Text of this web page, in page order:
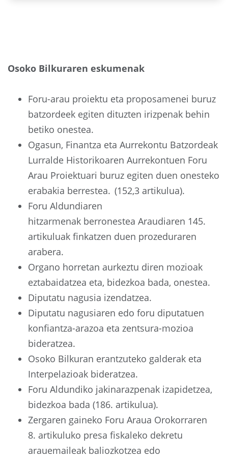
Osoko Bilkuraren eskumenak
Foru-arau proiektu eta proposamenei buruz
batzordeek egiten dituzten irizpenak behin
betiko onestea.
Ogasun, Finantza eta Aurrekontu Batzordeak
Lurralde Historikoaren Aurrekontuen Foru
Arau Proiektuari buruz egiten duen onesteko
erabakia berrestea. (152,3 artikulua).
Foru Aldundiaren
hitzarmenak berronestea Araudiaren 145.
artikuluak finkatzen duen prozeduraren
arabera.
Organo horretan aurkeztu diren mozioak
eztabaidatzea eta, bidezkoa bada, onestea.
Diputatu nagusia izendatzea.
Diputatu nagusiaren edo foru diputatuen
konfiantza-arazoa eta zentsura-mozioa
bideratzea.
Osoko Bilkuran erantzuteko galderak eta
Interpelazioak bideratzea.
Foru Aldundiko jakinarazpenak izapidetzea,
bidezkoa bada (186. artikulua).
Zergaren gaineko Foru Araua Orokorraren
8. artikuluko presa fiskaleko dekretu
arauemaileak baliozkotzea edo